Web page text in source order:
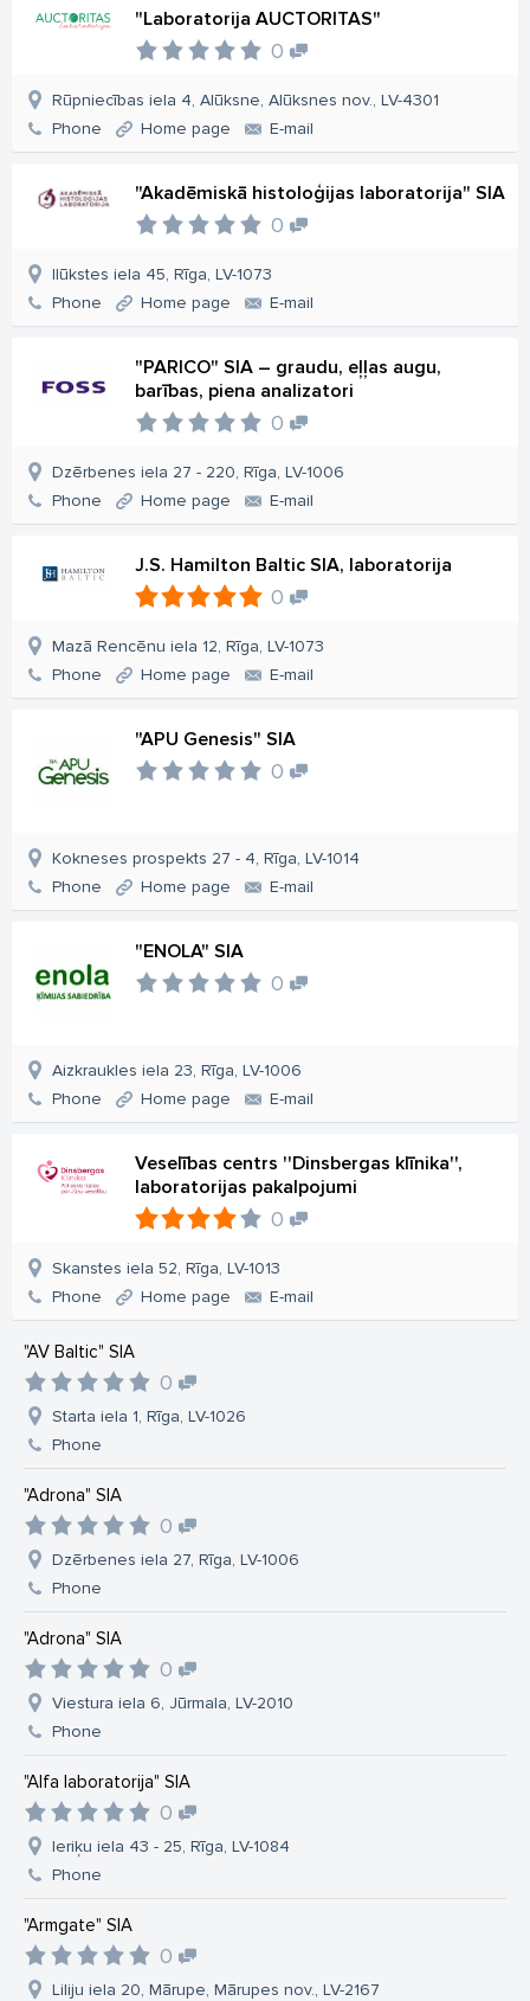
"Laboratorija AUCTORITAS"
0
Rūpniecības iela 4, Alūksne, Alūksnes nov., LV-4301
Phone
Home page E-mail
"Akadēmiskā histoloģijas laboratorija" SIA
0
Ilūkstes iela 45, Rīga, LV-1073
Phone
Home page E-mail
"PARICO" SIA – graudu, eļļas augu,
barības, piena analizatori
0
Dzērbenes iela 27 - 220, Rīga, LV-1006
Phone
Home page E-mail
J.S. Hamilton Baltic SIA, laboratorija
0
Mazā Rencēnu iela 12, Rīga, LV-1073
Phone
Home page E-mail
"APU Genesis" SIA
0
Kokneses prospekts 27 - 4, Rīga, LV-1014
Phone
Home page E-mail
"ENOLA" SIA
0
Aizkraukles iela 23, Rīga, LV-1006
Phone
Home page E-mail
Veselības centrs ''Dinsbergas klīnika'',
laboratorijas pakalpojumi
0
Skanstes iela 52, Rīga, LV-1013
Phone
Home page E-mail
"AV Baltic" SIA
0
Starta iela 1, Rīga, LV-1026
Phone
"Adrona" SIA
0
Dzērbenes iela 27, Rīga, LV-1006
Phone
"Adrona" SIA
0
Viestura iela 6, Jūrmala, LV-2010
Phone
"Alfa laboratorija" SIA
0
Ieriķu iela 43 - 25, Rīga, LV-1084
Phone
"Armgate" SIA
0
Liliju iela 20, Mārupe, Mārupes nov., LV-2167